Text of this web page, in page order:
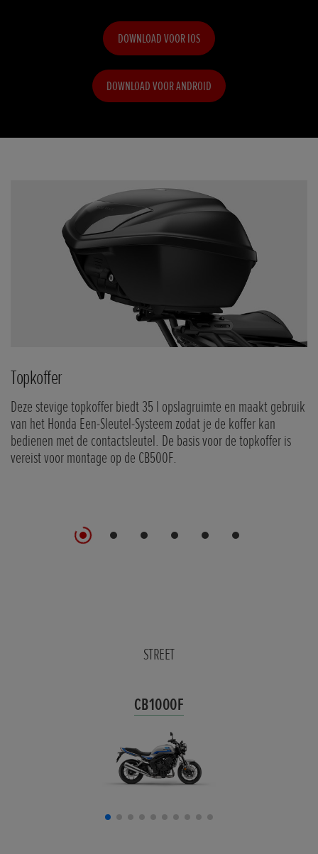
DOWNLOAD VOOR IOS
DOWNLOAD VOOR ANDROID
Topkoffer
Deze stevige topkoffer biedt 35 l opslagruimte en maakt gebruik
van het Honda Een-Sleutel-Systeem zodat je de koffer kan
bedienen met de contactsleutel. De basis voor de topkoffer is
vereist voor montage op de CB500F.
STREET
CB1000F